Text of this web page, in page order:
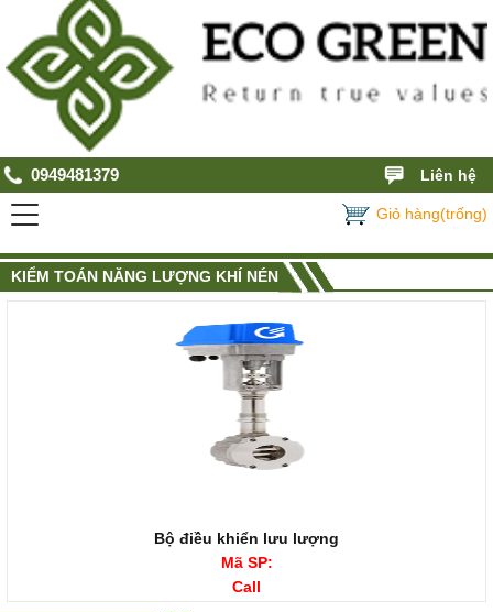
0949481379 Liên hệ
Giỏ hàng(trống)
KIỂM TOÁN NĂNG LƯỢNG KHÍ NÉN
Bộ điều khiển lưu lượng
Mã SP:
Call